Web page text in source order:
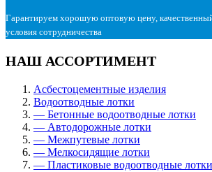
Гарантируем хорошую оптовую цену,
условия сотрудничества
НАШ АССОРТИМЕНТ
Асбестоцементные изделия
Водоотводные лотки
— Бетонные водоотводные лотки
— Автодорожные лотки
— Межпутевые лотки
— Мелкосидящие лотки
— Пластиковые водоотводные лотки